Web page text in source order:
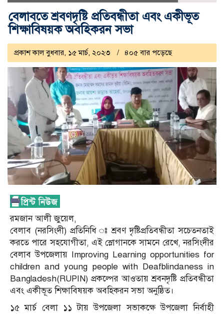
বেলাবতে শ্রবণদৃষ্টি প্রতিবন্ধীতা এবং একীভূত
শিক্ষাবিষয়ক অবহিকরন সভা
প্রকাশ কাল বুধবার, ১৫ মার্চ, ২০২৩ ৪০৫ বার পড়েছে
রমজান আলী জুয়েল,
বেলাব (নরসিংদী) প্রতিনিধি ঃ শ্রবণ দৃষ্টিপ্রতিবন্ধীতা সচেতনতাই
করতে পারে সহযোগীতা, এই স্লোগানকে সামনে রেখে, নরসিংদীর
বেলাব উপজেলায় Improving Learning opportunities for
children and young people with Deafblindaness in
Bangladesh(RUPIN) প্রকল্পের আওতায় শ্রবনদৃষ্টি প্রতিবন্ধীতা
এবং একীভূত শিক্ষাবিষয়ক অবহিকরন সভা অনুষ্ঠিত।
১৫ মার্চ বেলা ১১ টায় উপজেলা সভাকক্ষে উপজেলা নির্বাহী